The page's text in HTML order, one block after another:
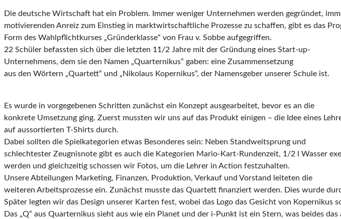
Die deutsche Wirtschaft hat ein Problem. Immer weniger Unternehmen werden gegründet,
motivierenden Anreiz zum Einstieg in marktwirtschaftliche Prozesse zu schaffen, gibt es das
Form des Wahlpflichtkurses „Gründerklasse“ von Frau v. Sobbe aufgegriffen.
22 Schüler befassten sich über die letzten 11/2 Jahre mit der Gründung eines Start-up-
Unternehmens, dem sie den Namen „Quarternikus“ gaben: eine Zusammensetzung
aus den Wörtern „Quartett“ und „Nikolaus Kopernikus“, der Namensgeber unserer Schule ist.
Es wurde in vorgegebenen Schritten zunächst ein Konzept ausgearbeitet, bevor es an die
konkrete Umsetzung ging. Zuerst mussten wir uns auf das Produkt einigen – die Idee eines
auf aussortierten T-Shirts durch.
Dabei sollten die Spielkategorien etwas Besonderes sein: Neben Standweitsprung und
schlechtester Zeugnisnote gibt es auch die Kategorien Mario-Kart-Rundenzeit, 1/2 l Wasser
werden und gleichzeitig schossen wir Fotos, um die Lehrer in Action festzuhalten.
Unsere Abteilungen Marketing, Finanzen, Produktion, Verkauf und Vorstand leiteten die
weiteren Arbeitsprozesse ein. Zunächst musste das Quartett finanziert werden. Dies wurde
Später legten wir das Design unserer Karten fest, wobei das Logo das Gesicht von
Das „Q“ aus Quarternikus sieht aus wie ein Planet und der i-Punkt ist ein Stern, was beides